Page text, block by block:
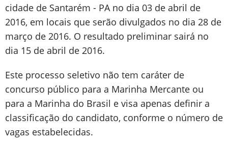
cidade de Santarém - PA no dia 03 de abril de
2016, em locais que serão divulgados no dia 28 de
março de 2016. O resultado preliminar sairá no
dia 15 de abril de 2016.
Este processo seletivo não tem caráter de
concurso público para a Marinha Mercante ou
para a Marinha do Brasil e visa apenas definir a
classificação do candidato, conforme o número de
vagas estabelecidas.